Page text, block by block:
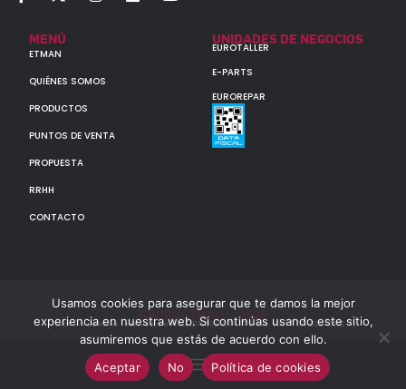
MENÚ
ETMAN
QUIÉNES SOMOS
PRODUCTOS
PUNTOS DE VENTA
PROPUESTA
RRHH
CONTACTO
UNIDADES DE NEGOCIOS
EUROTALLER
E-PARTS
EUROREPAR
GRUPO ETMAN : : 2026
Todos los derechos reservados a MULTIORIGINAL PARTS S.A. (CUIT: 30-60142852-7)
Usamos cookies para asegurar que te damos la mejor
experiencia en nuestra web. Si continúas usando este sitio,
asumiremos que estás de acuerdo con ello.
Aceptar
No Política de cookies